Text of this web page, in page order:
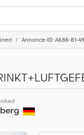
Annonce-ID: A686-81-49